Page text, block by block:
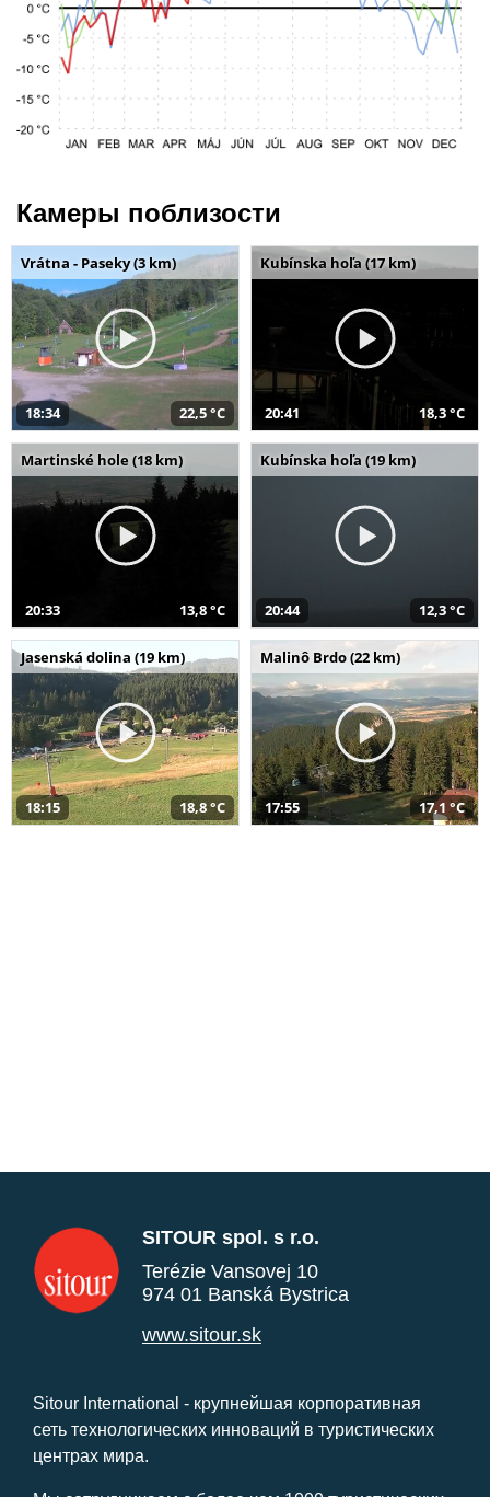
Камеры поблизости
Vrátna - Paseky (3 km)
18:34 22,5 °C
Kubínska hoľa (17 km)
20:41 18,3 °C
Martinské hole (18 km)
20:33 13,8 °C
Kubínska hoľa (19 km)
20:44 12,3 °C
Jasenská dolina (19 km)
18:15 18,8 °C
Malinô Brdo (22 km)
17:55 17,1 °C
SITOUR spol. s r.o.
Terézie Vansovej 10
974 01 Banská Bystrica
www.sitour.sk
Sitour International - крупнейшая корпоративная
сеть технологических инноваций в туристических
центрах мира.